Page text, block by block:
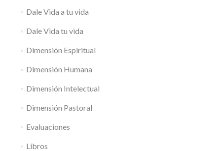
Dale Vida a tu vida
Dale Vida tu vida
Dimensión Espiritual
Dimensión Humana
Dimensión Intelectual
Dimensión Pastoral
Evaluaciones
Libros